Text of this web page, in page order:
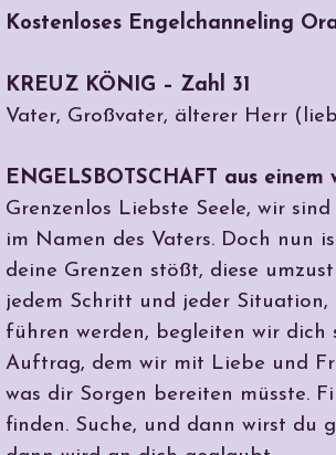
Kostenloses Engelchanneling
KREUZ KÖNIG – Zahl 31
Vater, Großvater, älterer Herr
ENGELSBOTSCHAFT aus
Grenzenlos Liebste Seele, wir
im Namen des Vaters. Doch nun
deine Grenzen stößt, diese
jedem Schritt und jeder
führen werden, begleiten wir dich
Auftrag, dem wir mit Liebe und
was dir Sorgen bereiten müsste.
finden. Suche, und dann wirst du